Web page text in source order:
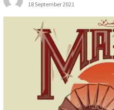
18 September 2021